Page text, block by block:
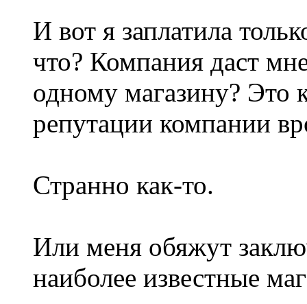
И вот я заплатила
что? Компания даст
одному магазину? Это
репутации компании
Странно как-то.
Или меня обяжут
наиболее известные